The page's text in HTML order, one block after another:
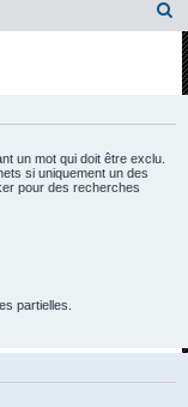
e
un mot qui doit être exclu.
si uniquement un des
pour des recherches
partielles.